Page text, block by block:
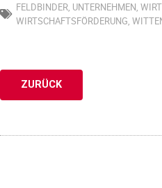
FELDBINDER, UNTERNEHMEN,
WIRTSCHAFTSFÖRDERUNG,
ZURÜCK